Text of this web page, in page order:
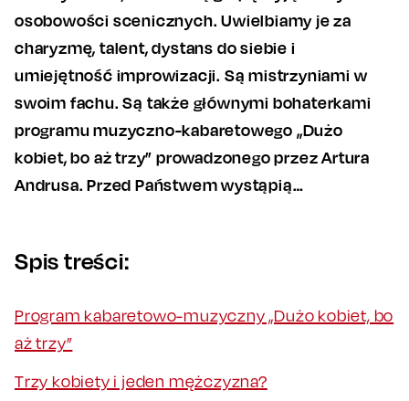
osobowości scenicznych. Uwielbiamy je za
charyzmę, talent, dystans do siebie i
umiejętność improwizacji. Są mistrzyniami w
swoim fachu. Są także głównymi bohaterkami
programu muzyczno-kabaretowego „Dużo
kobiet, bo aż trzy” prowadzonego przez Artura
Andrusa. Przed Państwem wystąpią…
Spis treści:
Program kabaretowo-muzyczny „Dużo kobiet, bo
aż trzy”
Trzy kobiety i jeden mężczyzna?